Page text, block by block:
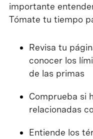
importante
Tómate tu tiempo
Revisa tu
conocer los
de las primas
Comprueba si
relacionadas
Entiende los